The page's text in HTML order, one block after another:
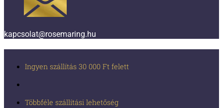
kapcsolat@rosemaring.hu
Ingyen szállítás 30 000 Ft felett
Többféle szállítási lehetőség